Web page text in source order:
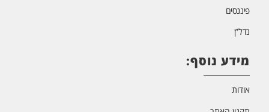
פיננסים
נדל”ן
מידע נוסף:
אודות